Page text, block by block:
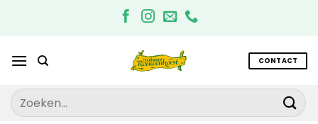
CONTACT
Zoeken
naar: